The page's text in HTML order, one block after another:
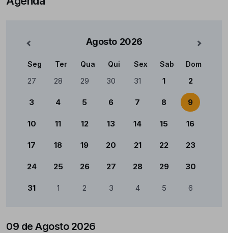
Agosto 2026 Mês
Calendário
Seg Ter Qua Qui Sex Sab Dom
27 28 29 30 31 1 2
3 4 5 6 7 8 9
10 11 12 13 14 15 16
17 18 19 20 21 22 23
24 25 26 27 28 29 30
31 1 2 3 4 5 6
09 de Agosto 2026